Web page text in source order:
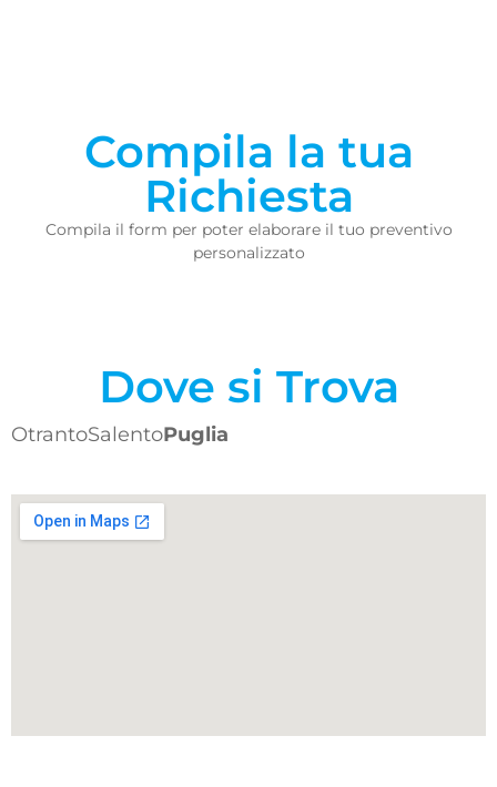
Compila la tua
Richiesta
Compila il form per poter elaborare il tuo preventivo
personalizzato
Dove si Trova
OtrantoSalentoPuglia